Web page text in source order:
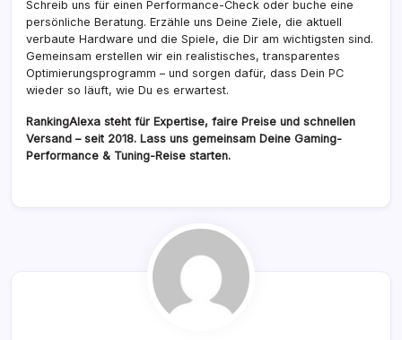
Schreib uns für einen Performance-Check oder buche eine
persönliche Beratung. Erzähle uns Deine Ziele, die aktuell
verbaute Hardware und die Spiele, die Dir am wichtigsten sind.
Gemeinsam erstellen wir ein realistisches, transparentes
Optimierungsprogramm – und sorgen dafür, dass Dein PC
wieder so läuft, wie Du es erwartest.
RankingAlexa steht für Expertise, faire Preise und schnellen
Versand – seit 2018. Lass uns gemeinsam Deine Gaming-
Performance & Tuning-Reise starten.